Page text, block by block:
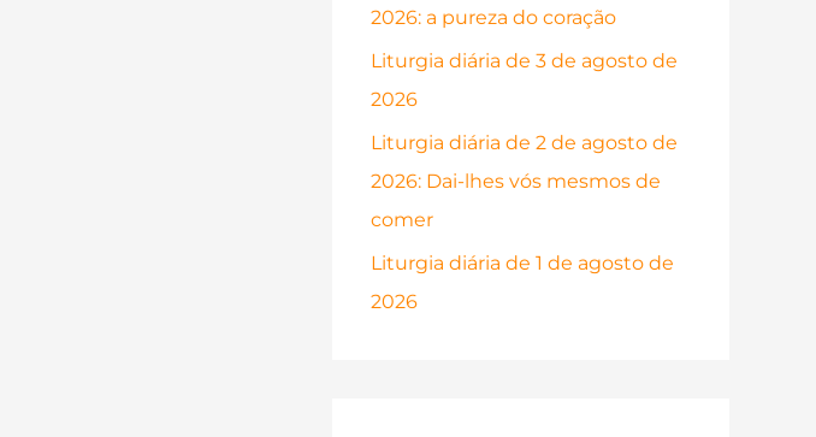
p
o
r
:
2026: a pureza do coração
Liturgia diária de 3 de agosto de
2026
Liturgia diária de 2 de agosto de
2026: Dai-lhes vós mesmos de
comer
Liturgia diária de 1 de agosto de
2026